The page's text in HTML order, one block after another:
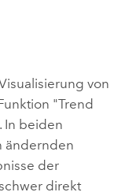
von
"Trend
In beiden
ändernden
der
direkt